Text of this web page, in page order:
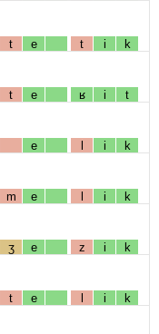
t e t i k
t e ʁ i t
e l i k
m e l i k
ʒ e z i k
t e l i k